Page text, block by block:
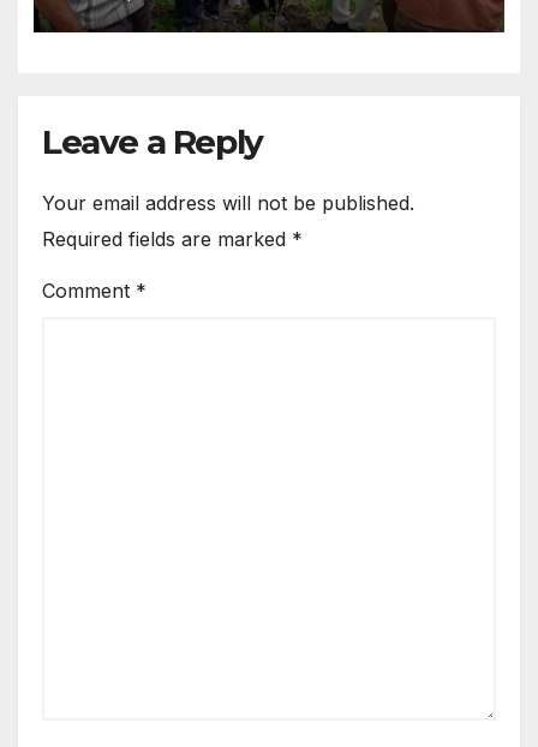
Leave a Reply
Your email address will not be published.
Required fields are marked *
Comment *